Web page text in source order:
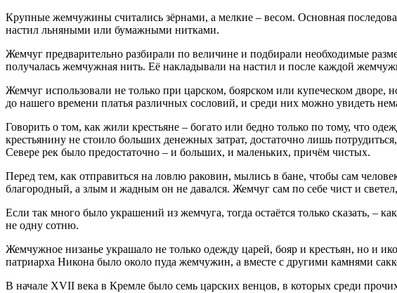
Крупные жемчужины считались зёрнами, а мелкие – весом. Основная
настил льняными или бумажными нитками.
Жемчуг предварительно разбирали по величине и подбирали необходимые
получалась жемчужная нить. Её накладывали на настил и после каждой
Жемчуг использовали не только при царском, боярском или купеческом
до нашего времени платья различных сословий, и среди них можно увидеть
Говорить о том, как жили крестьяне – богато или бедно только по тому, что
крестьянину не стоило больших денежных затрат, достаточно лишь
Севере рек было предостаточно – и больших, и маленьких, причём чистых.
Перед тем, как отправиться на ловлю раковин, мылись в бане, чтобы сам
благородный, а злым и жадным он не давался. Жемчуг сам по себе чист и
Если так много было украшений из жемчуга, тогда остаётся только сказать,
не одну сотню.
Жемчужное низанье украшало не только одежду царей, бояр и крестьян, но и
патриарха Никона было около пуда жемчужин, а вместе с другими камнями
В начале XVII века в Кремле было семь царских венцов, в которых среди